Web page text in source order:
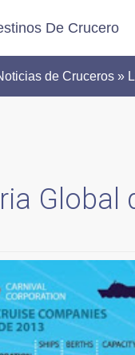
De Crucero
de Cruceros »
Global